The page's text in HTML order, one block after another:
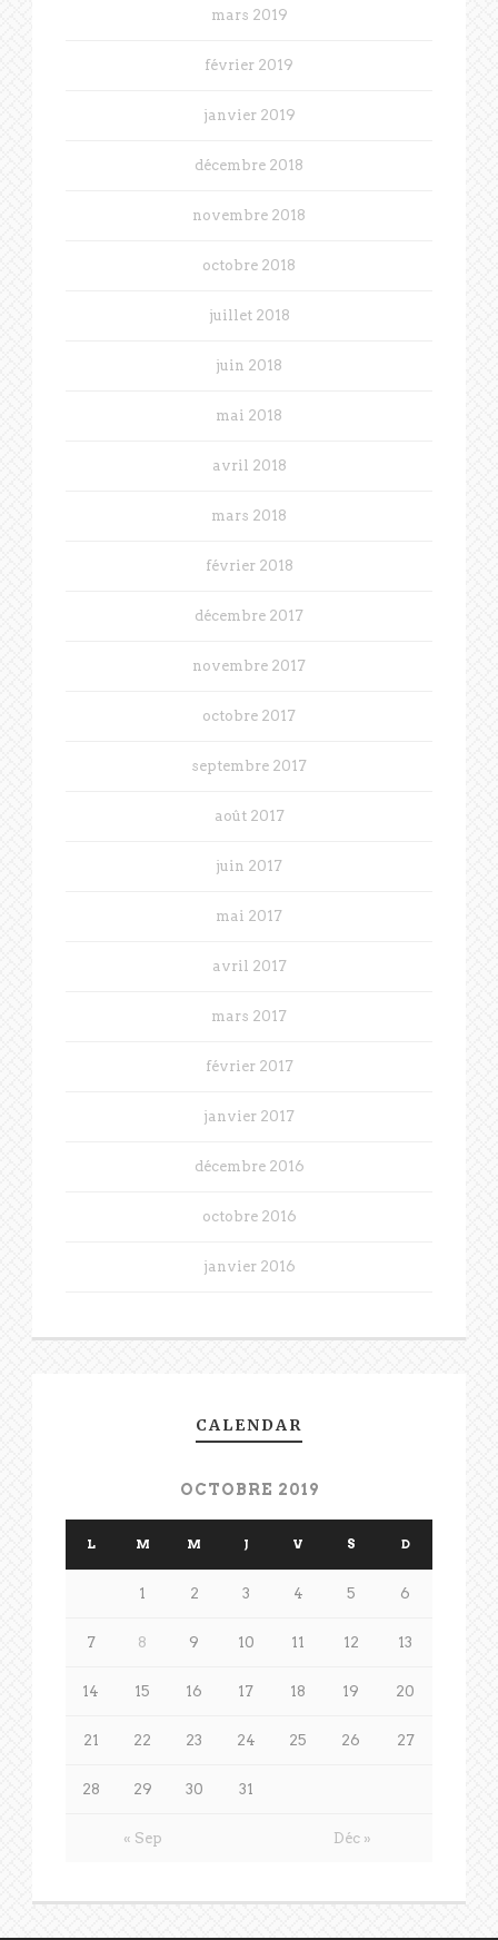
mars 2019
février 2019
janvier 2019
décembre 2018
novembre 2018
octobre 2018
juillet 2018
juin 2018
mai 2018
avril 2018
mars 2018
février 2018
décembre 2017
novembre 2017
octobre 2017
septembre 2017
août 2017
juin 2017
mai 2017
avril 2017
mars 2017
février 2017
janvier 2017
décembre 2016
octobre 2016
janvier 2016
CALENDAR
OCTOBRE 2019
L M M J V S D
« Sep Déc »
1 2 3 4 5 6
7 8 9 10 11 12 13
14 15 16 17 18 19 20
21 22 23 24 25 26 27
28 29 30 31